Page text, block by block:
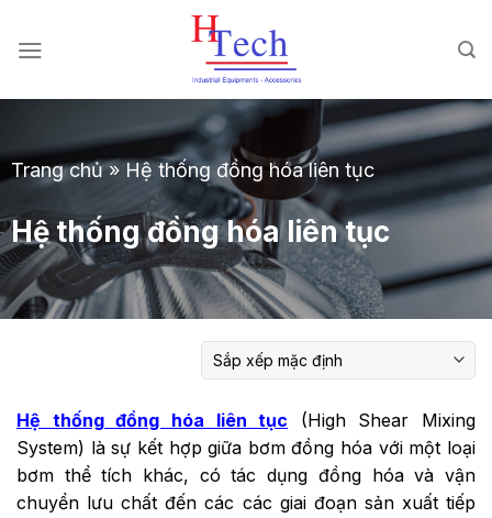
đến
dung
Trang chủ»Hệ thống đồng hóa liên tục
Hệ thống đồng hóa liên tục
Hệ thống đồng hóa liên tục (High Shear Mixing
System) là sự kết hợp giữa bơm đồng hóa với một loại
bơm thể tích khác, có tác dụng đồng hóa và vận
chuyển lưu chất đến các các giai đoạn sản xuất tiếp